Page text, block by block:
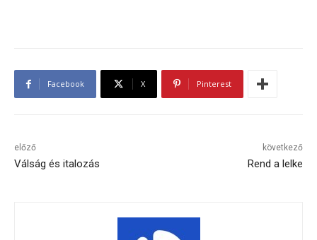
Facebook X Pinterest
előző
Válság és italozás
következő
Rend a lelke